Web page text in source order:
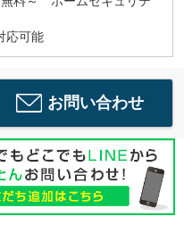
応可能
お問い合わせ